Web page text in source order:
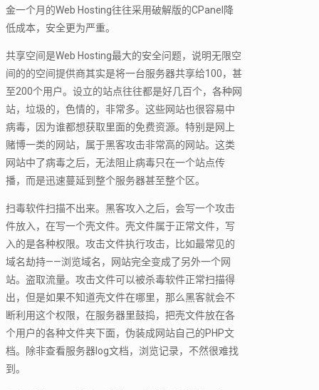
金一个月的Web Hosting往往采用破解版的CPanel降
低成本，安全更为严重。
共享空间是Web Hosting最大的安全问题，说明无限空
间的的空间提供商其实是将一台服务器共享给100，甚
至200个用户。设立的站点往往都是好几百个，各种网
站，垃圾的，色情的，非常多。这些网站也很容易中
病毒，因为谁都想获取里面的免费资源。特别是网上
赌博一类的网站，属于黑客攻击非常高的网站。这类
网站中了病毒之后，无法阻止病毒只在一个站点传
播，而是迅速蔓延到整个服务器甚至整个区。
扫毒软件扫描不出来。黑客攻入之后，会写一个攻击
件放入，在写一个壳文件。壳文件属于正常文件，写
入的是各种权限。攻击文件执行攻击，比如最常见的
域名劫持——浏览域名，网站完全变成了另外一个网
站。盗取流量。攻击文件可以被杀毒软件正常扫描得
出，但是如果不知道壳文件在哪里，那么黑客就会不
断利用这个权限，在服务器里鼓捣，把壳文件放在各
个用户的各种文件夹下面，伪装成网站自己的PHP文
档。除非查看服务器log文档，浏览记录，不然很难找
到。